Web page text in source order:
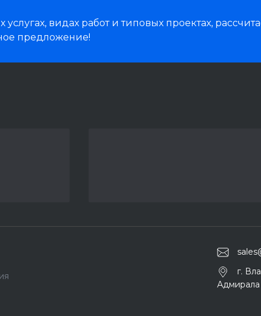
видах работ и типовых проектах,
предложение!
г.
Адмирала